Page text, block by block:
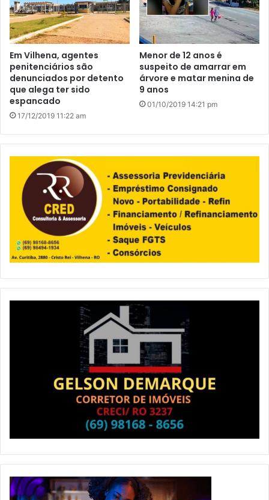
Em Vilhena, agentes
penitenciários são
denunciados por detento
que alega ter sido
espancado
17/12/2019 11:22 am
Menor de 12 anos é
suspeito de amarrar em
árvore e matar menina de
9 anos
01/10/2019 14:21 pm